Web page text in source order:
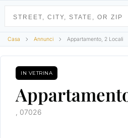
Casa Annunci Appartamento, 2 Locali
IN VETRINA
, 07026